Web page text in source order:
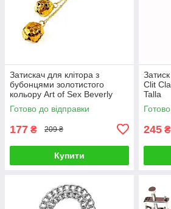
Затискач для клітора з
бубонцями золотистого
кольору Art of Sex Beverly
Talla
Готово до відправки
177 ₴ 209 ₴
Купити
Clit
Talla
245 ₴